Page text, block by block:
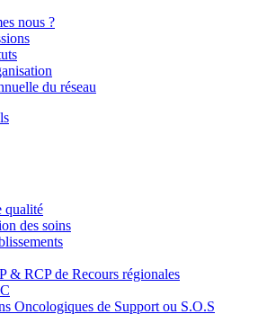
nous ?
du réseau
qualité
des soins
& RCP de Recours régionales
Oncologiques de Support ou S.O.S